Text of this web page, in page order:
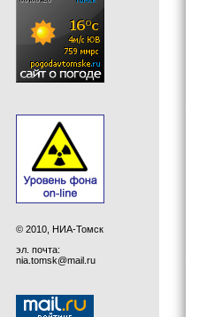
© 2010, НИА-Томск
эл. почта:
nia.tomsk@mail.ru